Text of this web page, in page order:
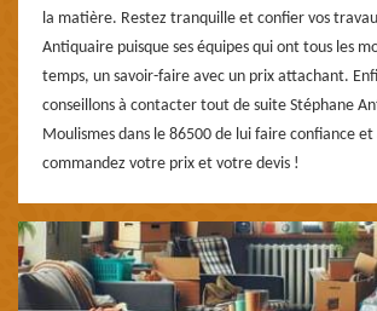
la matière. Restez tranquille et confier vos
Antiquaire puisque ses équipes qui ont tous les
temps, un savoir-faire avec un prix attachant.
conseillons à contacter tout de suite Stéphane
Moulismes dans le 86500 de lui faire confiance et
commandez votre prix et votre devis !